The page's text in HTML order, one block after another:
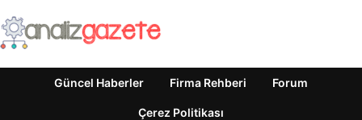
Güncel Haberler Firma Rehberi Forum
Çerez Politikası